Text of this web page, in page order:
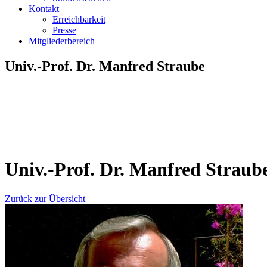
Kontakt
Erreichbarkeit
Presse
Mitgliederbereich
Univ.-Prof. Dr. Manfred Straube
Univ.-Prof. Dr. Manfred
Zurück zur Übersicht